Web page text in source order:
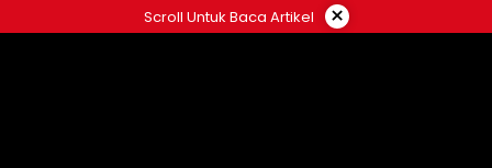
ke
Scroll Untuk Baca Artikel ×